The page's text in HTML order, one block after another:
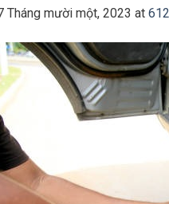
Tháng mười một, 2023 at